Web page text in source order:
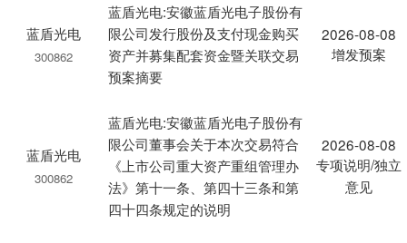
蓝盾光电
300862
蓝盾光电:安徽蓝盾光电子股份有
限公司发行股份及支付现金购买
资产并募集配套资金暨关联交易
预案摘要
2026-08-08
增发预案
蓝盾光电
300862
蓝盾光电:安徽蓝盾光电子股份有
限公司董事会关于本次交易符合
《上市公司重大资产重组管理办
法》第十一条、第四十三条和第
四十四条规定的说明
2026-08-08
专项说明/独立
意见